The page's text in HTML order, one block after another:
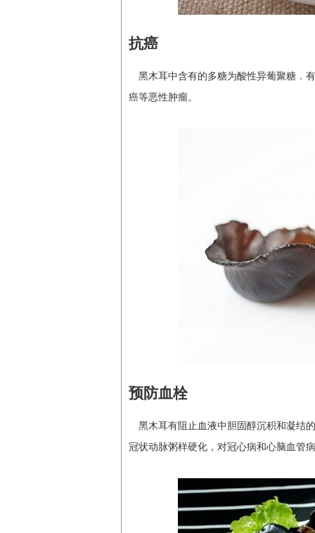
抗癌
黑木耳中含有的多糖为酸性异葡聚糖．
癌等恶性肿瘤。
预防血栓
黑木耳有阻止血液中胆固醇沉积和凝结
冠状动脉粥样硬化，对冠心病和心脑血管